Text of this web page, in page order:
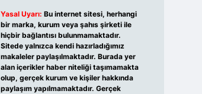
Yasal Uyarı: Bu internet sitesi, herhangi
bir marka, kurum veya şahıs şirketi ile
hiçbir bağlantısı bulunmamaktadır.
Sitede yalnızca kendi hazırladığımız
makaleler paylaşılmaktadır. Burada yer
alan içerikler haber niteliği taşımamakta
olup, gerçek kurum ve kişiler hakkında
paylaşım yapılmamaktadır. Gerçek